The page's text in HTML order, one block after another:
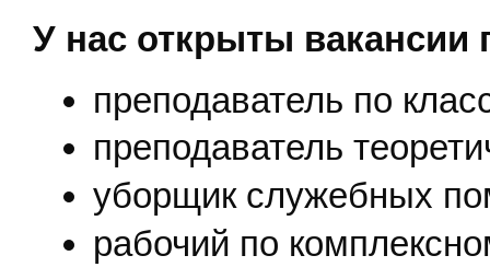
У нас открыты
преподаватель по
преподаватель
уборщик служебных
рабочий по